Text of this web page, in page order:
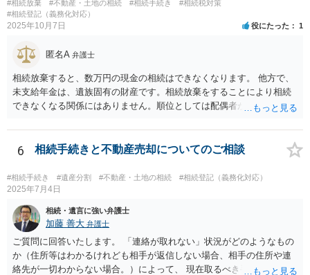
今回の「義母と連絡が取れない」状況での大きなネックになります。
連絡が取れない相続人・共有者がいる場合、相続手続きは次のような
母の最新住所と生存状況を確認する。 まずは、被相続人（ご主人）の
戸籍から相続人を辿り、義母の戸籍・戸籍附票を取り、現住所や転居
履歴を確認する方法が一般的です。 ２．住所が分かった場合、内容証
明郵便などの方法で手紙を送る。 電話やメールで連絡が取れないとき
は、公的な通知手段として内容証明郵便を使い、「遺産分割協議をし
います。 ３．それでも連絡がつかない／返信がない場合 義母が行方不
明状態で、所在が確認できない場合：「不在者財産管理人の選任」を
家庭裁判所に申し立てて、管理人を通じて手続を進める方法が検討さ
れます。 また、住所は分かるが、意図的に連絡を無視されている／協
議に応じない場合は、家庭裁判所に「遺産分割調停」を申し立てて、
方法で進めるべきか、という点に関して公開の場でアドバイスするの
にも限界があるかと思いますので、具体的な資料等をご持参の上、弁
護士の相談されることをお勧めします。
#相続放棄 #不動産・土地の相続 #相続手続き
#相続税対策
#相続登記（義務化対応）
2025年10月7日 役にたった 1
匿名A 弁護士
相続放棄すると、数万円の現金の相続はできなくなります。 他方で、
未支給年金は、遺族固有の財産です。相続放棄をすることにより相続
できなくなる関係にはありません。順位としては配偶者が第一順位で
6 相続手続きと不動産売却についてのご相談
#相続手続き #遺産分割 #不動産・土地の相続 #相続登記（義務化対応）
2025年7月4日
相続・遺言に強い弁護士
加藤 善大 弁護士
ご質問に回答いたします。 「連絡が取れない」状況がどのようなもの
か（住所等はわかるけれども相手が返信しない場合、相手の住所や連
絡先が一切わからない場合。）によって、 現在取るべき手段は異なり